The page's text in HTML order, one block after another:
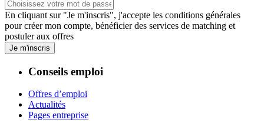
En cliquant sur "Je m'inscris", j'accepte les conditions générales
pour créer mon compte, bénéficier des services de matching et
postuler aux offres
Je m'inscris
Conseils emploi
Offres d’emploi
Actualités
Pages entreprise